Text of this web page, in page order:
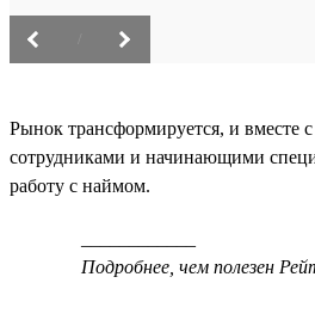
Рынок трансформируется, и вместе
сотрудниками и начинающими
работу с наймом.
Подробнее, чем полезен